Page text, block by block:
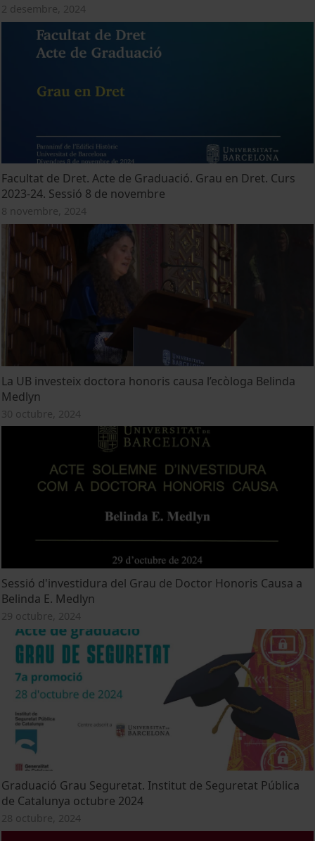
2 desembre, 2024
Facultat de Dret. Acte de Graduació. Grau en Dret. Curs
2023-24. Sessió 8 de novembre
8 novembre, 2024
La UB investeix doctora honoris causa l’ecòloga Belinda
Medlyn
30 octubre, 2024
Sessió d'investidura del Grau de Doctor Honoris Causa a
Belinda E. Medlyn
29 octubre, 2024
Graduació Grau Seguretat. Institut de Seguretat Pública
de Catalunya octubre 2024
28 octubre, 2024